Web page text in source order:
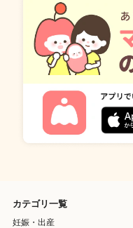
カテゴリ一覧
妊娠・出産